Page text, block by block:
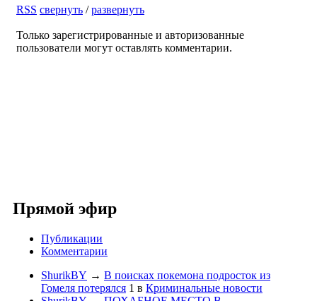
RSS свернуть /развернуть
Только зарегистрированные и авторизованные
пользователи могут оставлять комментарии.
Прямой эфир
Публикации
Комментарии
ShurikBY → В поисках покемона подросток из
Гомеля потерялся 1 в Криминальные новости